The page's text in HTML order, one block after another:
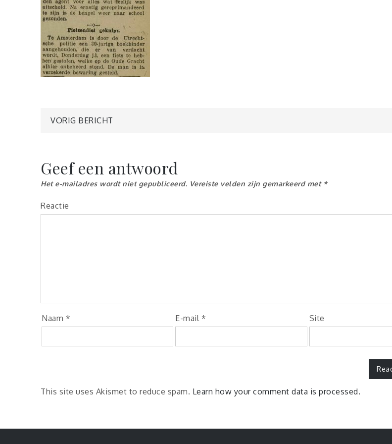
Berichtnavigatie
VORIG BERICHT
Geef een antwoord
Het e-mailadres wordt niet gepubliceerd. Vereiste velden zijn gemarkeerd met *
Reactie
Naam * E-mail * Site
This site uses Akismet to reduce spam. Learn how your comment data is processed.